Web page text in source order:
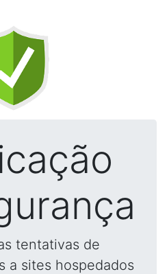
tentativas de
a sites hospedados